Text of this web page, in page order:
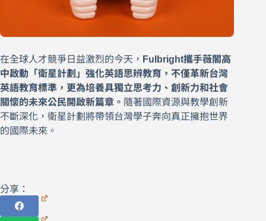
在全球人才競爭日益激烈的今天， Fulbright攜手薇閣高
中啟動「衛星計劃」強化英語思辨教育，不僅革新台灣
英語教育標準，更為培養具獨立思考力、創新力和社會
關懷的未來公民開啟新篇章。 隨著國際資源與教學創新
不斷深化，衛星計劃將帶領台灣學子奔向真正擁抱世界
的國際未來。
分享：